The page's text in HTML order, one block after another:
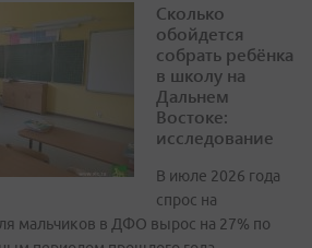
Сколько
обойдется
собрать ребёнка
в школу на
Дальнем
Востоке:
исследование
В июле 2026 года
спрос на
мальчиков в ДФО вырос на 27% по